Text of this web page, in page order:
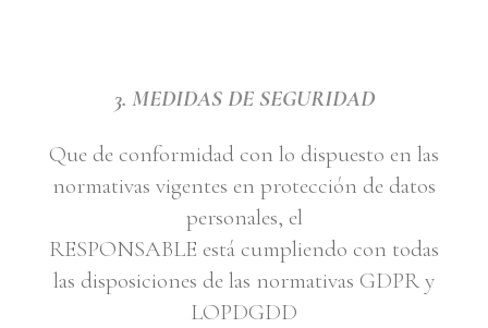
3. MEDIDAS DE SEGURIDAD
Que de conformidad con lo dispuesto en las
normativas vigentes en protección de datos
personales, el
RESPONSABLE está cumpliendo con todas
las disposiciones de las normativas GDPR y
LOPDGDD